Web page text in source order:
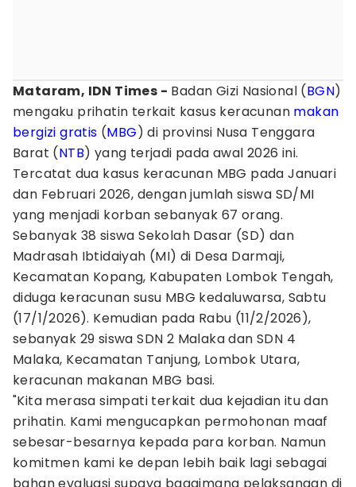
Mataram, IDN Times - Badan Gizi Nasional (BGN)
mengaku prihatin terkait kasus keracunan makan
bergizi gratis (MBG) di provinsi Nusa Tenggara
Barat (NTB) yang terjadi pada awal 2026 ini.
Tercatat dua kasus keracunan MBG pada Januari
dan Februari 2026, dengan jumlah siswa SD/MI
yang menjadi korban sebanyak 67 orang.
Sebanyak 38 siswa Sekolah Dasar (SD) dan
Madrasah Ibtidaiyah (MI) di Desa Darmaji,
Kecamatan Kopang, Kabupaten Lombok Tengah,
diduga keracunan susu MBG kedaluwarsa, Sabtu
(17/1/2026). Kemudian pada Rabu (11/2/2026),
sebanyak 29 siswa SDN 2 Malaka dan SDN 4
Malaka, Kecamatan Tanjung, Lombok Utara,
keracunan makanan MBG basi.
"Kita merasa simpati terkait dua kejadian itu dan
prihatin. Kami mengucapkan permohonan maaf
sebesar-besarnya kepada para korban. Namun
komitmen kami ke depan lebih baik lagi sebagai